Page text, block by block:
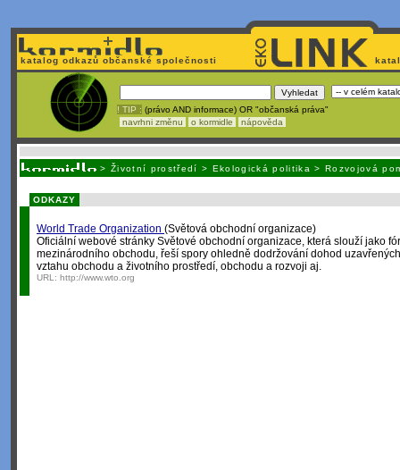
katalog odkazů občanské společnosti
! TIP : (právo AND informace) OR "občanská práva"
navrhni změnu
o kormidle nápověda
> Životní prostředí > Ekologická politika >Rozvojová
ODKAZY
World Trade Organization (Světová obchodní organizace)
Oficiální webové stránky Světové obchodní organizace, která slouží jako
mezinárodního obchodu, řeší spory ohledně dodržování dohod
vztahu obchodu a životního prostředí, obchodu a rozvoji aj.
URL: http://www.wto.org